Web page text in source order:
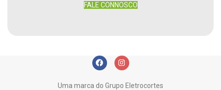
FALE CONNOSCO
Uma marca do Grupo Eletrocortes